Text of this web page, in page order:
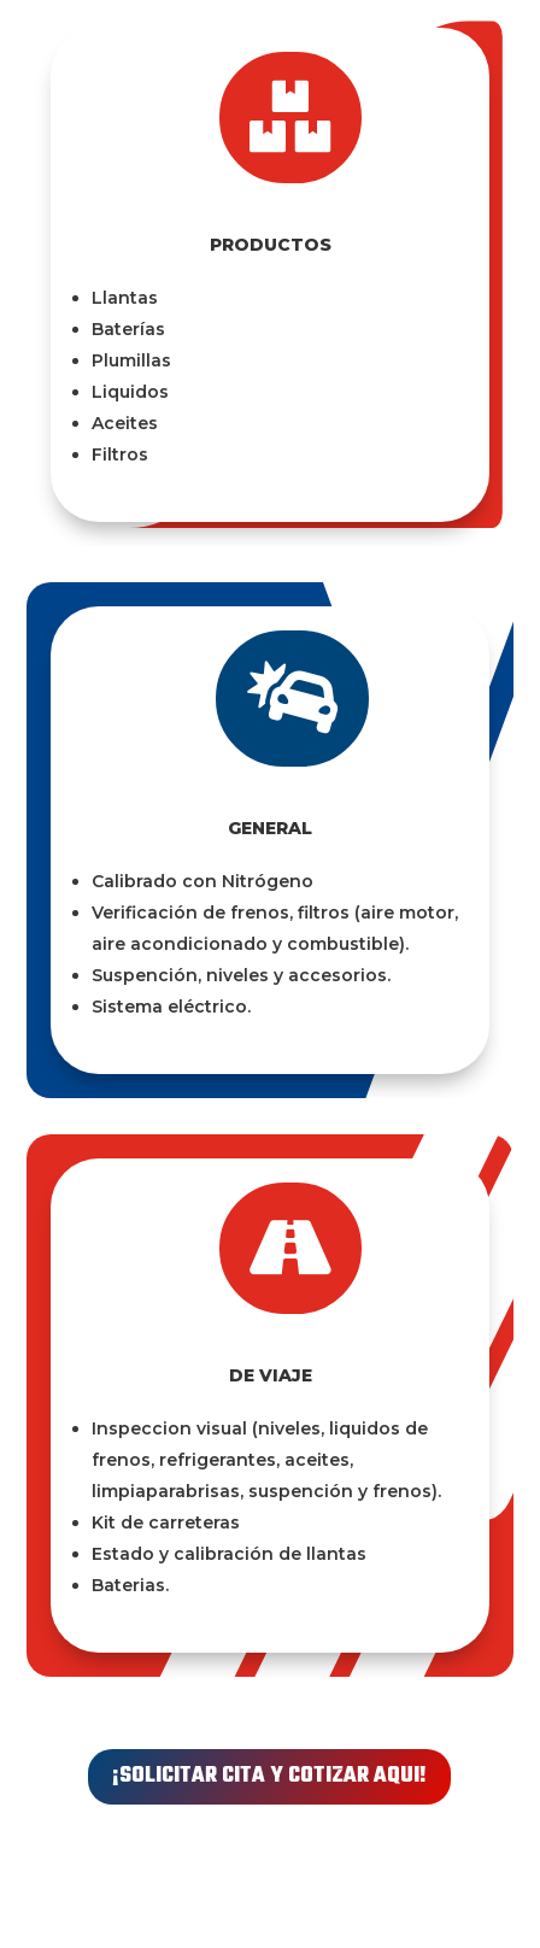

PRODUCTOS
Llantas
Baterías
Plumillas
Liquidos
Aceites
Filtros

GENERAL
Calibrado con Nitrógeno
Verificación de frenos, filtros (aire motor,
aire acondicionado y combustible).
Suspención, niveles y accesorios.
Sistema eléctrico.

DE VIAJE
Inspeccion visual (niveles, liquidos de
frenos, refrigerantes, aceites,
limpiaparabrisas, suspención y frenos).
Kit de carreteras
Estado y calibración de llantas
Baterias.
¡SOLICITAR CITA Y COTIZAR AQUI!